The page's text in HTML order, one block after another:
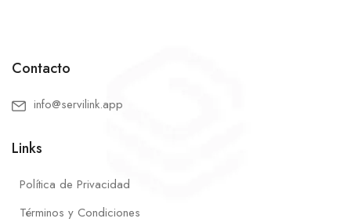
Contacto
info@servilink.app
Links
Política de Privacidad
Términos y Condiciones